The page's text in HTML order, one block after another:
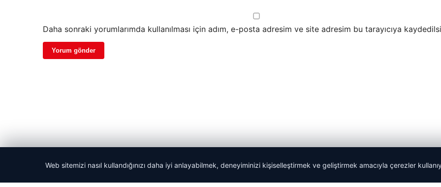
Daha sonraki yorumlarımda kullanılması için adım, e-posta adresim ve site adresim bu tarayıcıya
© 2026 Yerel Vakti – Güncel Haberler
Web sitemizi nasıl kullandığınızı daha iyi anlayabilmek, deneyiminizi kişiselleştirmek ve geliştirmek amacıyla çerezler